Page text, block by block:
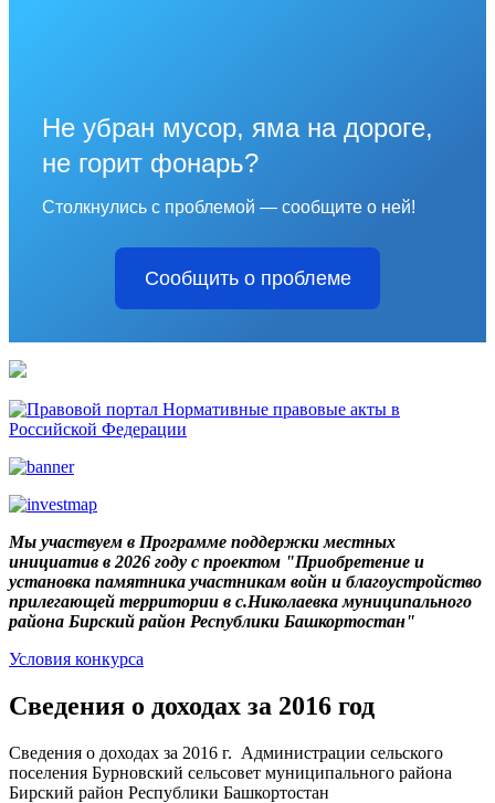
Не убран мусор, яма на дороге,
не горит фонарь?
Столкнулись с проблемой — сообщите о ней!
Сообщить о проблеме
Мы участвуем в Программе поддержки местных
инициатив в 2026 году с проектом "Приобретение и
установка памятника участникам войн и благоустройство
прилегающей территории в с.Николаевка муниципального
района Бирский район Республики Башкортостан"
Условия конкурса
Сведения о доходах за 2016 год
Сведения о доходах за 2016 г. Администрации сельского
поселения Бурновский сельсовет муниципального района
Бирский район Республики Башкортостан